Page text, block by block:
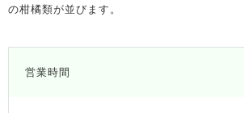
の柑橘類が並びます。
営業時間